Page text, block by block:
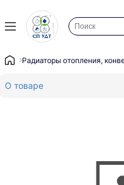
Радиаторы отопления,
О товаре